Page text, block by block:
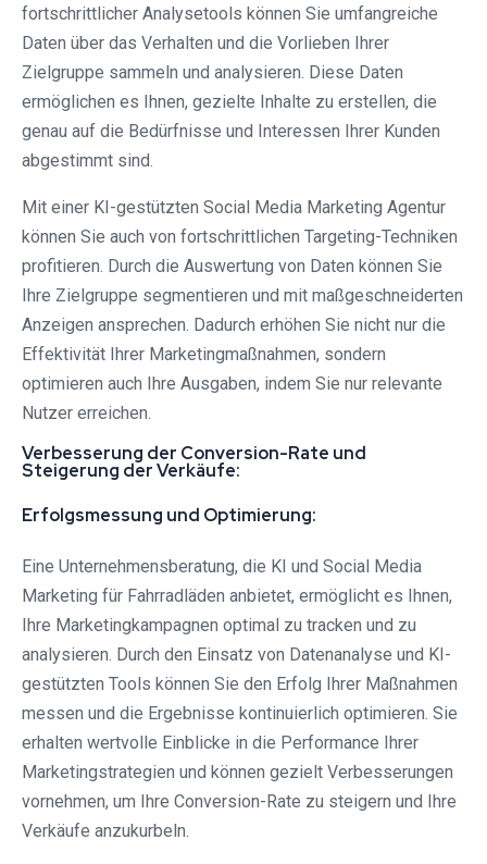
fortschrittlicher Analysetools können Sie umfangreiche
Daten über das Verhalten und die Vorlieben Ihrer
Zielgruppe sammeln und analysieren. Diese Daten
ermöglichen es Ihnen, gezielte Inhalte zu erstellen, die
genau auf die Bedürfnisse und Interessen Ihrer Kunden
abgestimmt sind.
Mit einer KI-gestützten Social Media Marketing Agentur
können Sie auch von fortschrittlichen Targeting-Techniken
profitieren. Durch die Auswertung von Daten können Sie
Ihre Zielgruppe segmentieren und mit maßgeschneiderten
Anzeigen ansprechen. Dadurch erhöhen Sie nicht nur die
Effektivität Ihrer Marketingmaßnahmen, sondern
optimieren auch Ihre Ausgaben, indem Sie nur relevante
Nutzer erreichen.
Verbesserung der Conversion-Rate und
Steigerung der Verkäufe:
Erfolgsmessung und Optimierung:
Eine Unternehmensberatung, die KI und Social Media
Marketing für Fahrradläden anbietet, ermöglicht es Ihnen,
Ihre Marketingkampagnen optimal zu tracken und zu
analysieren. Durch den Einsatz von Datenanalyse und KI-
gestützten Tools können Sie den Erfolg Ihrer Maßnahmen
messen und die Ergebnisse kontinuierlich optimieren. Sie
erhalten wertvolle Einblicke in die Performance Ihrer
Marketingstrategien und können gezielt Verbesserungen
vornehmen, um Ihre Conversion-Rate zu steigern und Ihre
Verkäufe anzukurbeln.